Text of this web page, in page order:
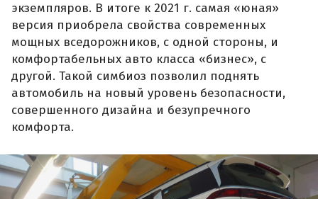
экземпляров. В итоге к 2021 г. самая «юная»
версия приобрела свойства современных
мощных вседорожников, с одной стороны, и
комфортабельных авто класса «бизнес», с
другой. Такой симбиоз позволил поднять
автомобиль на новый уровень безопасности,
совершенного дизайна и безупречного
комфорта.